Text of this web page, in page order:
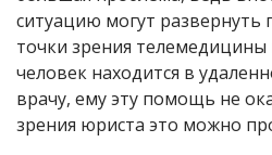
ситуацию могут развернуть
точки зрения телемедицины
человек находится в
врачу, ему эту помощь не
зрения юриста это можно